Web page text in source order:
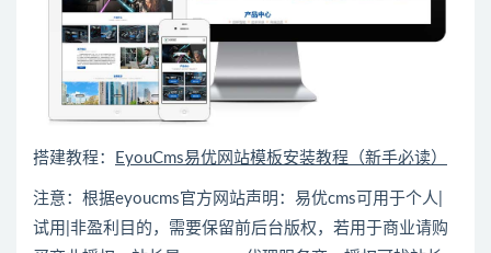
搭建教程： EyouCms易优网站模板安装教程（新手必读）
注意：根据eyoucms官方网站声明：易优cms可用于个人|
试用|非盈利目的，需要保留前后台版权，若用于商业请购